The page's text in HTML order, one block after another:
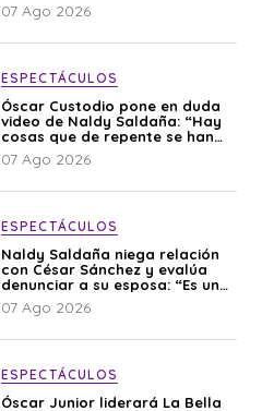
07 Ago 2026
ESPECTÁCULOS
Óscar Custodio pone en duda
video de Naldy Saldaña: “Hay
cosas que de repente se han
editado”
07 Ago 2026
ESPECTÁCULOS
Naldy Saldaña niega relación
con César Sánchez y evalúa
denunciar a su esposa: “Es una
difamación”
07 Ago 2026
ESPECTÁCULOS
Óscar Junior liderará La Bella